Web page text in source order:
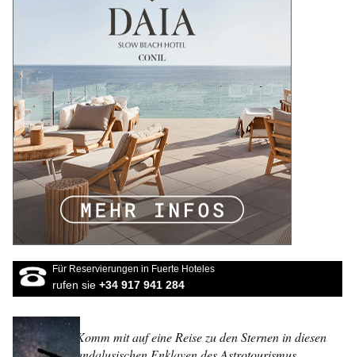
Für Reservierungen in Fuerte Hoteles
rufen sie +34 917 941 284
Komm mit auf eine Reise zu den Sternen in diesen